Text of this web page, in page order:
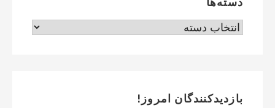
دسته‌ها
بازدیدکنندگان امروز!